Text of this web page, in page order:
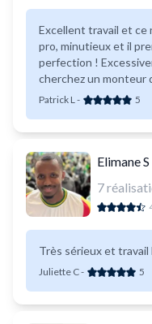
Excellent travail et ce
pro, minutieux et il
perfection !
cherchez un monteur
n'hésitez pas je vous
Patrick L - 5
Elimane S
7
Très sérieux et travail
Juliette C- 5